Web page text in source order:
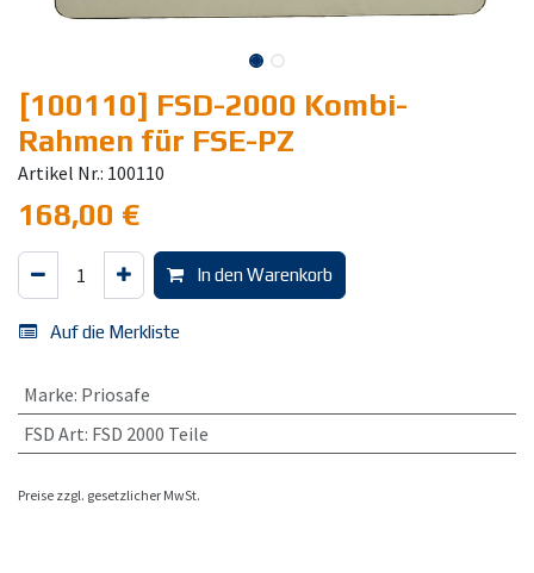
[100110] FSD-2000 Kombi-
Rahmen für FSE-PZ
Artikel Nr.: 100110
168,00 €
In den Warenkorb
Auf die Merkliste
Marke: Priosafe
FSD Art: FSD 2000 Teile
Preise zzgl. gesetzlicher MwSt.